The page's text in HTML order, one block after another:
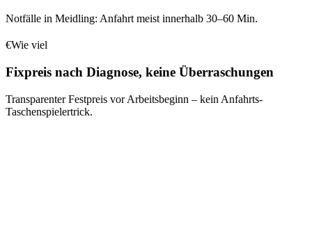
Notfälle in Meidling: Anfahrt meist innerhalb 30–60 Min.
€Wie viel
Fixpreis nach Diagnose, keine Überraschungen
Transparenter Festpreis vor Arbeitsbeginn – kein Anfahrts-
Taschenspielertrick.